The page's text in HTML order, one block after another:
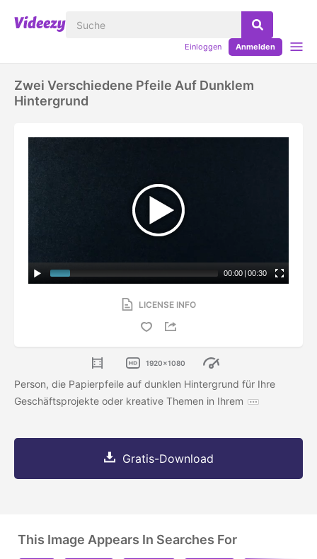
Einloggen Anmelden
Zwei Verschiedene Pfeile Auf Dunklem
Hintergrund
00:00 | 00:30
LICENSE INFO
1920x1080
Person, die Papierpfeile auf dunklen Hintergrund für Ihre
Geschäftsprojekte oder kreative Themen in Ihrem
Gratis-Download
This Image Appears In Searches For